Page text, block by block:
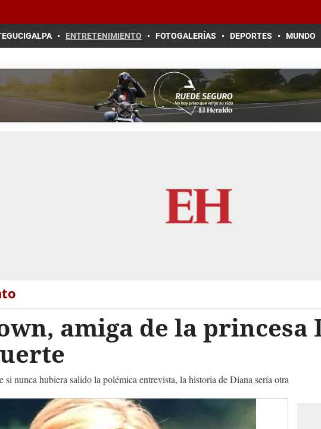
ENTRETENIMIENTO FOTOGALERÍAS DEPORTES MUNDO
amiga de la princesa
si nunca hubiera salido la polémica entrevista, la historia de Diana sería otra